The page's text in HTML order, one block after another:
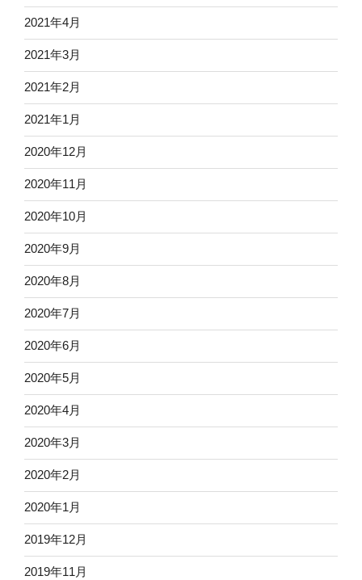
2021年4月
2021年3月
2021年2月
2021年1月
2020年12月
2020年11月
2020年10月
2020年9月
2020年8月
2020年7月
2020年6月
2020年5月
2020年4月
2020年3月
2020年2月
2020年1月
2019年12月
2019年11月